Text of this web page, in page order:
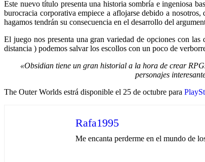
Este nuevo título presenta una historia sombría e ingeniosa
burocracia corporativa empiece a aflojarse debido a
hagamos tendrán su consecuencia en el desarrollo del
El juego nos presenta una gran variedad de opciones con
distancia ) podemos salvar los escollos con un poco de
«Obsidian tiene un gran historial a la hora de crear
personajes
The Outer Worlds estrá disponible el 25 de octubre para
Rafa1995
Me encanta perderme en el mundo de